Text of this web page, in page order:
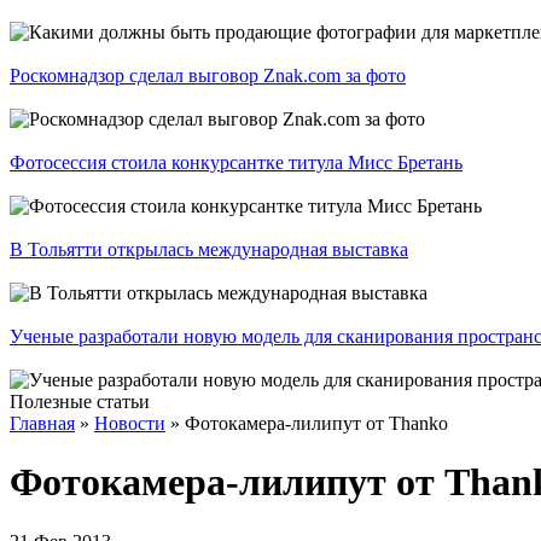
Роскомнадзор сделал выговор Znak.com за фото
Фотосессия стоила конкурсантке титула Мисс Бретань
В Тольятти открылась международная выставка
Ученые разработали новую модель для сканирования
Полезные статьи
Главная » Новости » Фотокамера-лилипут от Thanko
Фотокамера-лилипут от